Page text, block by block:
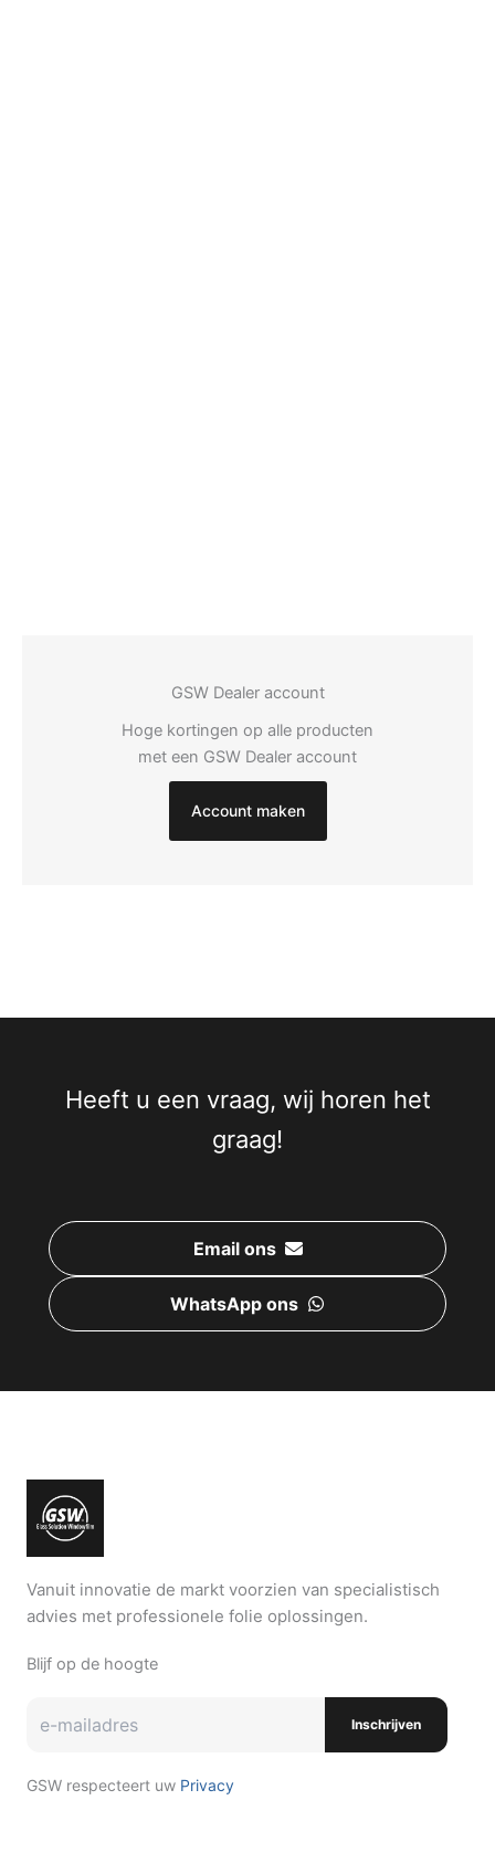
GSW Dealer account
Hoge kortingen op alle producten
met een GSW Dealer account
Account maken
Heeft u een vraag, wij horen het
graag!
Email ons
WhatsApp ons
Vanuit innovatie de markt voorzien van specialistisch
advies met professionele folie oplossingen.
Blijf op de hoogte
Inschrijven
GSW respecteert uw Privacy